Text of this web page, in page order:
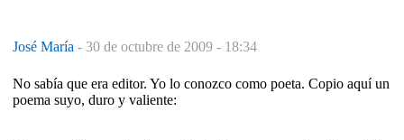
José María - 30 de octubre de 2009 - 18:34
No sabía que era editor. Yo lo conozco como poeta. Copio aquí un
poema suyo, duro y valiente: